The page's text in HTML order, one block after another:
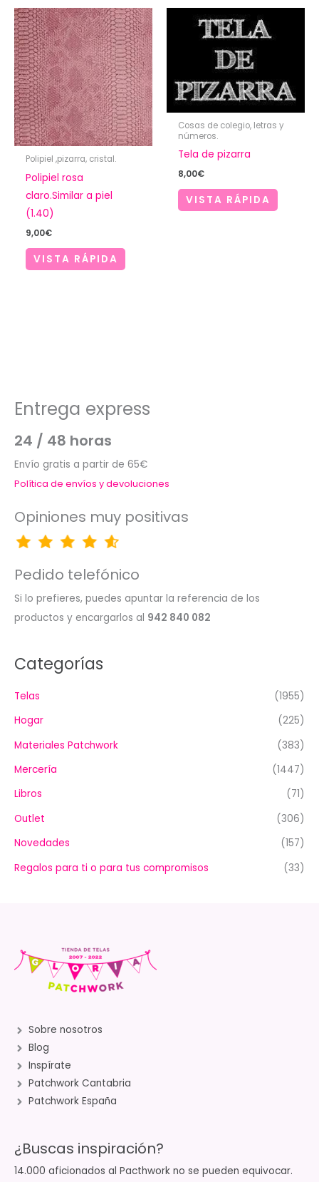
Polipiel ,pizarra, cristal.
Polipiel rosa
claro.Similar a piel
(1.40)
9,00€
VISTA RÁPIDA
Cosas de colegio, letras y
números.
Tela de pizarra
8,00€
VISTA RÁPIDA
Entrega express
24 / 48 horas
Envío gratis a partir de 65€
Política de envíos y devoluciones
Opiniones muy positivas
Pedido telefónico
Si lo prefieres, puedes apuntar la referencia de los
productos y encargarlos al 942 840 082
Categorías
Telas
(1955)
Hogar
(225)
Materiales Patchwork
(383)
Mercería
(1447)
Libros
(71)
Outlet
(306)
Novedades
(157)
Regalos para ti o para tus compromisos
(33)
Sobre nosotros
Blog
Inspírate
Patchwork Cantabria
Patchwork España
¿Buscas inspiración?
14.000 aficionados al Pacthwork no se pueden equivocar.